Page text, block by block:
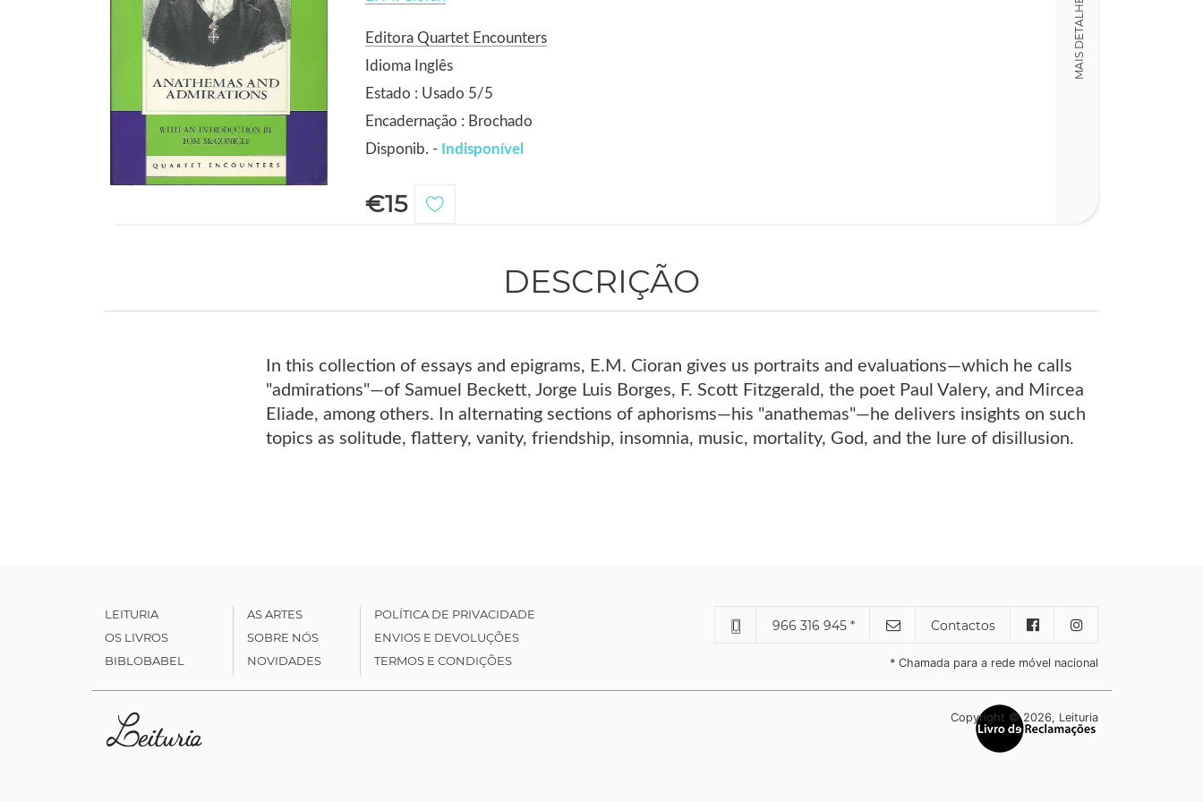
Editora Quartet Encounters
Idioma Inglês
Estado : Usado 5/5
Encadernação : Brochado
Disponib. - Indisponível
€15
MAIS DETALHES
DESCRIÇÃO
In this collection of essays and epigrams, E.M. Cioran gives us portraits and evaluations—which he calls
"admirations"—of Samuel Beckett, Jorge Luis Borges, F. Scott Fitzgerald, the poet Paul Valery, and Mircea
Eliade, among others. In alternating sections of aphorisms—his "anathemas"—he delivers insights on such
topics as solitude, flattery, vanity, friendship, insomnia, music, mortality, God, and the lure of disillusion.
LEITURIA
OS LIVROS
BIBLOBABEL
AS ARTES
SOBRE NÓS
NOVIDADES
POLÍTICA DE PRIVACIDADE
ENVIOS E DEVOLUÇÕES
TERMOS E CONDIÇÕES
966 316 945 * Contactos
* Chamada para a rede móvel nacional
Copyright © 2026, Leituria